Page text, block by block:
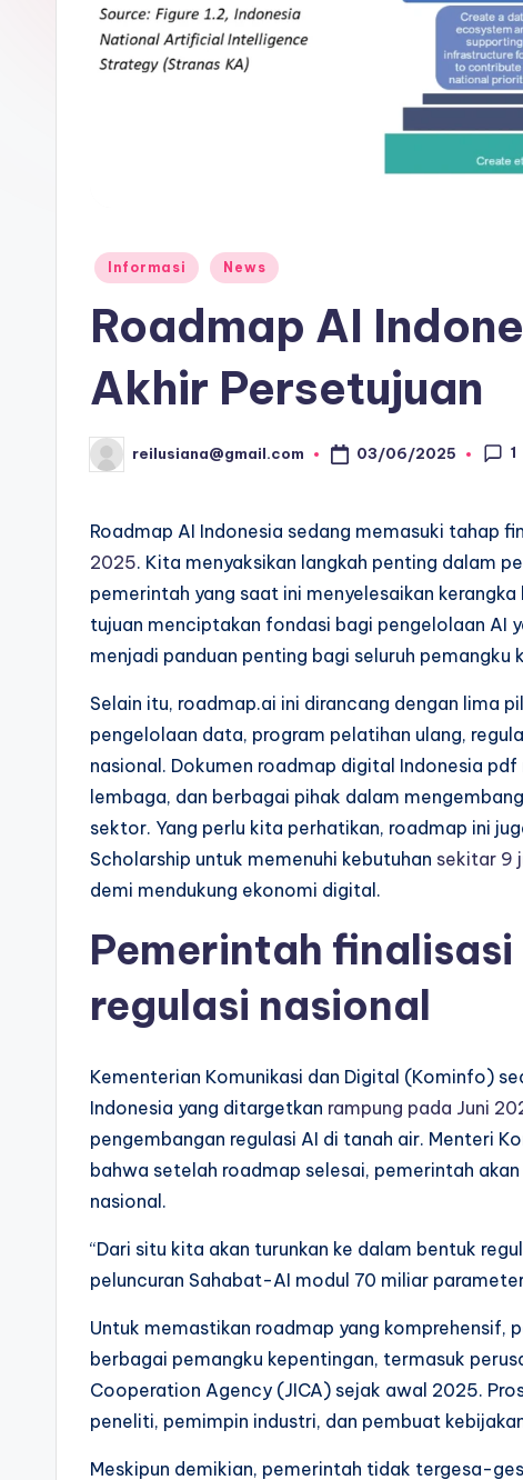
Posted
Informasi News
Roadmap AI
Akhir Persetujuan
Posted
by
reilusiana@gmail.com 03/06/2025 1
Roadmap AI Indonesia sedang memasuki tahap
2025. Kita menyaksikan langkah penting dalam
pemerintah yang saat ini menyelesaikan
tujuan menciptakan fondasi bagi pengelolaan AI
menjadi panduan penting bagi seluruh pemangku
Selain itu, roadmap.ai ini dirancang dengan lima
pengelolaan data, program pelatihan ulang,
nasional. Dokumen roadmap digital Indonesia
lembaga, dan berbagai pihak dalam
sektor. Yang perlu kita perhatikan, roadmap ini
Scholarship untuk memenuhi kebutuhan sekitar 9
demi mendukung ekonomi digital.
Pemerintah
regulasi nasional
Kementerian Komunikasi dan Digital (Kominfo)
Indonesia yang ditargetkan rampung pada Juni
pengembangan regulasi AI di tanah air. Menteri
bahwa setelah roadmap selesai, pemerintah
nasional.
“Dari situ kita akan turunkan ke dalam bentuk
peluncuran Sahabat-AI modul 70 miliar
Untuk memastikan roadmap yang komprehensif,
berbagai pemangku kepentingan, termasuk
Cooperation Agency (JICA) sejak awal 2025.
peneliti, pemimpin industri, dan pembuat
Meskipun demikian, pemerintah tidak tergesa-